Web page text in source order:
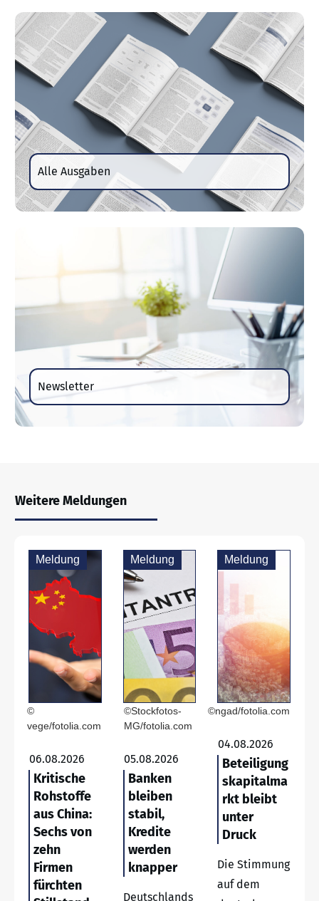
Alle Ausgaben
Newsletter
Weitere Meldungen
Meldung
©
vege/fotolia.com
06.08.2026
Kritische
Rohstoffe
aus China:
Sechs von
zehn
Firmen
fürchten
Meldung
©Stockfotos-
MG/fotolia.com
05.08.2026
Banken
bleiben
stabil,
Kredite
werden
knapper
Deutschlands
Meldung
©ngad/fotolia.com
04.08.2026
Beteiligung
skapitalma
rkt bleibt
unter
Druck
Die Stimmung
auf dem